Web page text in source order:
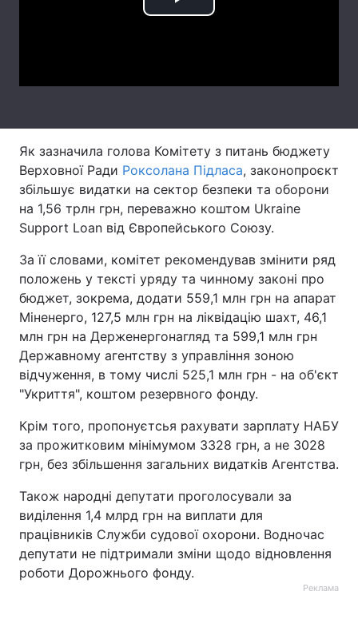
Тема оформлення
Play
Як зазначила голова Комітету з питань бюджету
Верховної Ради Роксолана Підласа, законопроєкт
збільшує видатки на сектор безпеки та оборони
на 1,56 трлн грн, переважно коштом Ukraine
Support Loan від Європейського Союзу.
За її словами, комітет рекомендував змінити ряд
положень у тексті уряду та чинному законі про
бюджет, зокрема, додати 559,1 млн грн на апарат
Міненерго, 127,5 млн грн на ліквідацію шахт, 46,1
млн грн на Держенергонагляд та 599,1 млн грн
Державному агентству з управління зоною
відчуження, в тому числі 525,1 млн грн - на об'єкт
"Укриття", коштом резервного фонду.
Крім того, пропонуєтсья рахувати зарплату НАБУ
за прожитковим мінімумом 3328 грн, а не 3028
грн, без збільшення загальних видатків Агентства.
Також народні депутати проголосували за
виділення 1,4 млрд грн на виплати для
працівників Служби судової охорони. Водночас
депутати не підтримали зміни щодо відновлення
роботи Дорожнього фонду.
Реклама